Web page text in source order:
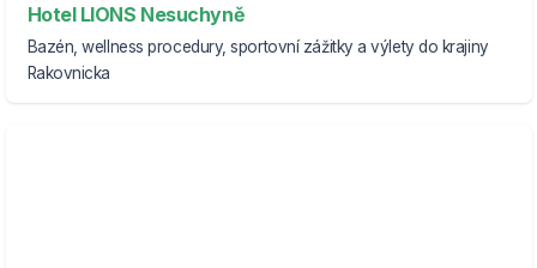
Hotel LIONS Nesuchyně
Bazén, wellness procedury, sportovní zážitky a výlety do krajiny
Rakovnicka